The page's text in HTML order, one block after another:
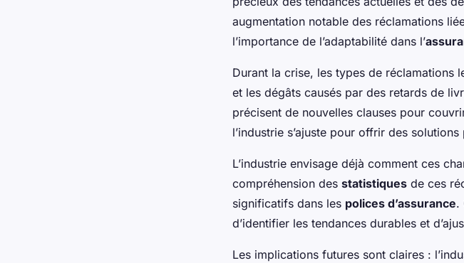
augmentation notable des réclamations
l’importance de l’adaptabilité dans l’
Durant la crise, les types de réclamations
et les dégâts causés par des retards de
précisent de nouvelles clauses pour
l’industrie s’ajuste pour offrir des
L’industrie envisage déjà comment ces
compréhension des statistiques de ces
significatifs dans les polices d’assurance.
d’identifier les tendances durables et
Les implications futures sont claires :